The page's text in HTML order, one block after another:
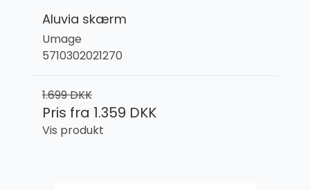
Aluvia skærm
Umage
5710302021270
1.699 DKK
Pris fra 1.359 DKK
Vis produkt